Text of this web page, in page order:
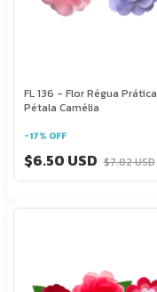
FL 136 - Flor Régua Prática
Pétala Camélia
-17% OFF
$6.50 USD $7.82 USD